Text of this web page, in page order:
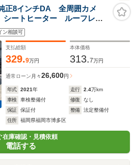
8インチDA 全周囲カメ
ートヒーター ルーフレー
ーシート ETC 衝突軽
パーキング LEDヘッド
ン相談可
支払総額
329.9万円
本体価格
313.7万円
通常ローン 月々26,600円
年式 2021年 走行 2.4万km
車検
車検整備付 修復
なし
保証
保証付 整備
法定整備付
住所
福岡県福岡市博多区
在庫確認・見積依頼
電話する